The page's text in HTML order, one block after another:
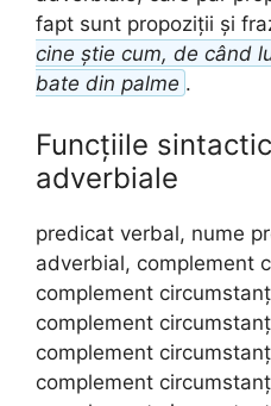
fapt sunt propoziții și
cine știe cum, de când
bate din palme .
Funcțiile
adverbiale
predicat verbal, nume
adverbial, complement
complement
complement
complement
complement